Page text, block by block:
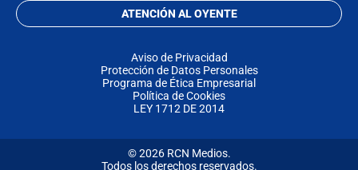
ATENCIÓN AL OYENTE
Aviso de Privacidad
Protección de Datos Personales
Programa de Ética Empresarial
Política de Cookies
LEY 1712 DE 2014
© 2026 RCN Medios.
Todos los derechos reservados.